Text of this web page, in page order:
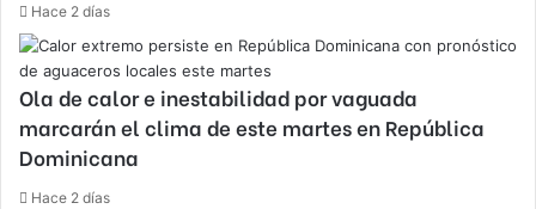
Hace 2 días
Ola de calor e inestabilidad por vaguada
marcarán el clima de este martes en República
Dominicana
Hace 2 días